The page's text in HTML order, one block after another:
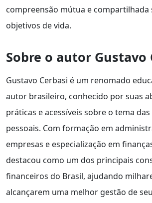
compreensão mútua e
objetivos de vida.
Sobre o autor Gustavo
Gustavo Cerbasi é um renomado
autor brasileiro, conhecido por suas
práticas e acessíveis sobre o tema
pessoais. Com formação em
empresas e especialização em
destacou como um dos principais
financeiros do Brasil, ajudando
alcançarem uma melhor gestão de